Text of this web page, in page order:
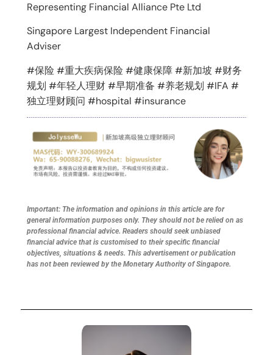
Representing Financial Alliance Pte Ltd
Singapore Largest Independent Financial
Adviser
#保险 #重大疾病保险 #健康保障 #新加坡 #财务
规划 #年轻人理财 #早期准备 #养老规划 #IFA #
独立理财顾问 #hospital #insurance
Important: The information and opinions in this article are for
general information purposes only. They should not be relied on as
professional financial advice. Readers should seek unbiased
financial advice that is customised to their specific financial
objectives, situations & needs. This advertisement or publication
has not been reviewed by the Monetary Authority of Singapore.